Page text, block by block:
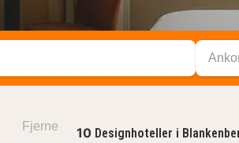
10 Designhoteller i
Fjerne